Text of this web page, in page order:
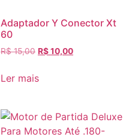
Adaptador Y Conector Xt
60
R$15,00 R$10,00
Ler mais